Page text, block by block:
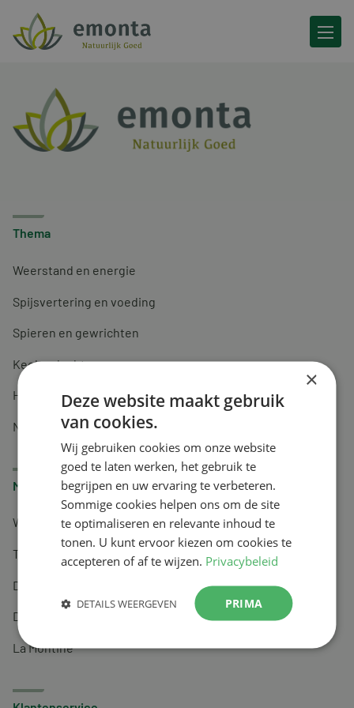
Ga naar de inhoud
Thema
Weerstand en energie
Spijsvertering en voeding
Spieren en gewrichten
Keel en luchtwegen
Huidverzorging
Nachtrust
Merken
Wapiti
Tai-Ginseng
Dermagíq
Draisma
La Montine
×
Deze website maakt gebruik
van cookies.
Wij gebruiken cookies om onze website
goed te laten werken, het gebruik te
begrijpen en uw ervaring te verbeteren.
Sommige cookies helpen ons om de site
te optimaliseren en relevante inhoud te
tonen. U kunt ervoor kiezen om cookies te
accepteren of af te wijzen. Privacybeleid
PRIMA
DETAILS WEERGEVEN